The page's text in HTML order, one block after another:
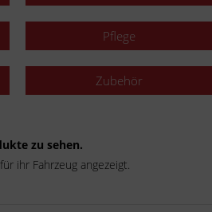
Pflege
Zubehör
zu sehen.
ihr Fahrzeug angezeigt.